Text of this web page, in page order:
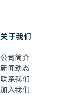
关于我们
公司简介
新闻动态
联系我们
加入我们